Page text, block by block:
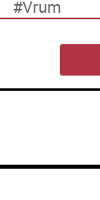
Vrum